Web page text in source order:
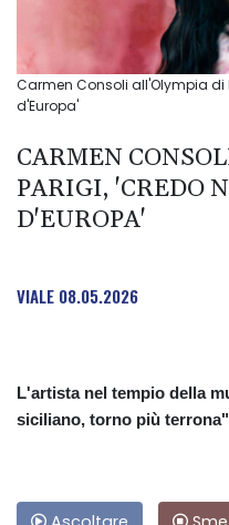
Carmen Consoli all'Olympia di
d'Europa'
CARMEN
PARIGI, 'CREDO
D'EUROPA'
VIALE 08.05.2026
L'artista nel tempio della
siciliano, torno più terrona"